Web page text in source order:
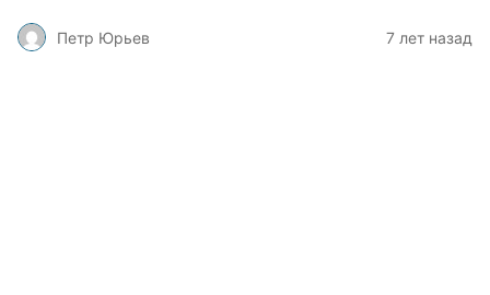
Петр Юрьев 7 лет назад